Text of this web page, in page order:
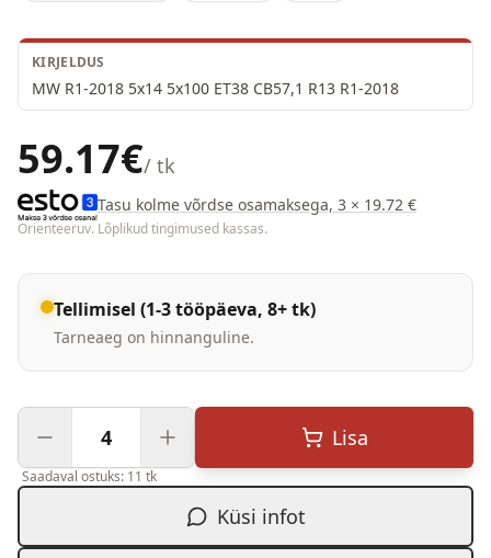
KIRJELDUS
MW R1-2018 5x14 5x100 ET38 CB57,1 R13 R1-2018
59.17€/ tk
Tasu kolme võrdse osamaksega, 3 × 19.72 €
Orienteeruv. Lõplikud tingimused kassas.
Tellimisel (1-3 tööpäeva, 8+ tk)
Tarneaeg on hinnanguline.
Saadaval ostuks: 11 tk
Lisa
Küsi infot